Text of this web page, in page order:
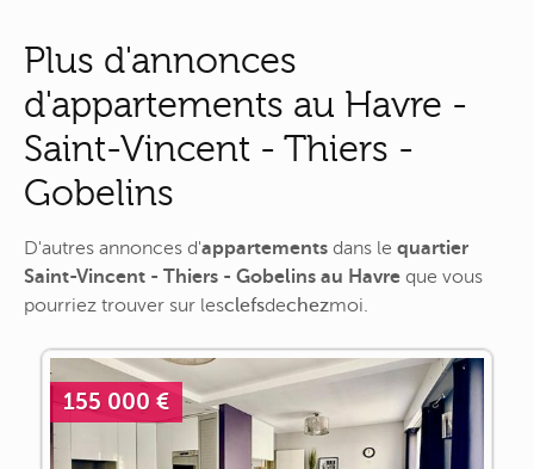
Plus d'annonces
d'appartements au Havre -
Saint-Vincent - Thiers -
Gobelins
D'autres annonces d'appartements dans le quartier
Saint-Vincent - Thiers - Gobelins au Havre que vous
pourriez trouver sur lesclefsdechezmoi.
155 000 €